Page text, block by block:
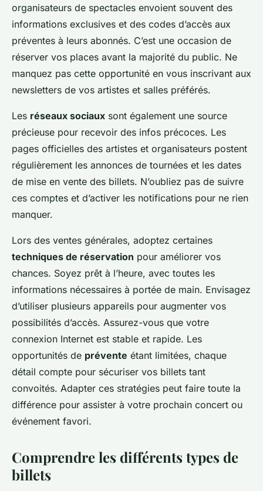
organisateurs de spectacles envoient souvent des
informations exclusives et des codes d’accès aux
préventes à leurs abonnés. C’est une occasion de
réserver vos places avant la majorité du public. Ne
manquez pas cette opportunité en vous inscrivant aux
newsletters de vos artistes et salles préférés.
Les réseaux sociaux sont également une source
précieuse pour recevoir des infos précoces. Les
pages officielles des artistes et organisateurs postent
régulièrement les annonces de tournées et les dates
de mise en vente des billets. N’oubliez pas de suivre
ces comptes et d’activer les notifications pour ne rien
manquer.
Lors des ventes générales, adoptez certaines
techniques de réservation pour améliorer vos
chances. Soyez prêt à l’heure, avec toutes les
informations nécessaires à portée de main. Envisagez
d’utiliser plusieurs appareils pour augmenter vos
possibilités d’accès. Assurez-vous que votre
connexion Internet est stable et rapide. Les
opportunités de prévente étant limitées, chaque
détail compte pour sécuriser vos billets tant
convoités. Adapter ces stratégies peut faire toute la
différence pour assister à votre prochain concert ou
événement favori.
Comprendre les différents types de
billets